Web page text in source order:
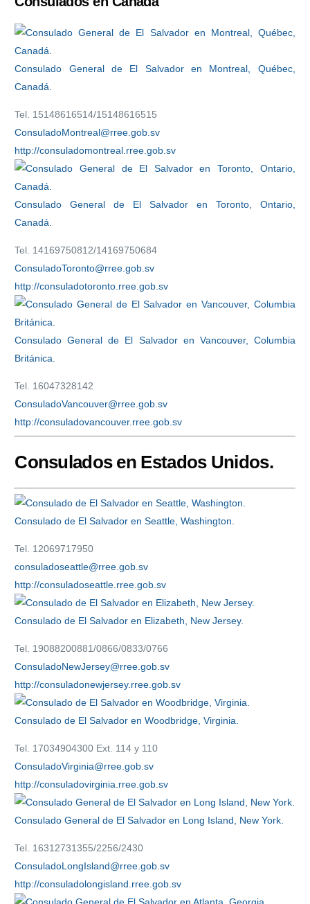
Consulado General de El Salvador en Montreal, Québec,
Canadá.
Tel. 15148616514/15148616515
ConsuladoMontreal@rree.gob.sv
http://consuladomontreal.rree.gob.sv
Consulado General de El Salvador en Toronto, Ontario,
Canadá.
Tel. 14169750812/14169750684
ConsuladoToronto@rree.gob.sv
http://consuladotoronto.rree.gob.sv
Consulado General de El Salvador en Vancouver, Columbia
Británica.
Tel. 16047328142
ConsuladoVancouver@rree.gob.sv
http://consuladovancouver.rree.gob.sv
Consulados en Estados Unidos.
Consulado de El Salvador en Seattle, Washington.
Tel. 12069717950
consuladoseattle@rree.gob.sv
http://consuladoseattle.rree.gob.sv
Consulado de El Salvador en Elizabeth, New Jersey.
Tel. 19088200881/0866/0833/0766
ConsuladoNewJersey@rree.gob.sv
http://consuladonewjersey.rree.gob.sv
Consulado de El Salvador en Woodbridge, Virginia.
Tel. 17034904300 Ext. 114 y 110
ConsuladoVirginia@rree.gob.sv
http://consuladovirginia.rree.gob.sv
Consulado General de El Salvador en Long Island, New York.
Tel. 16312731355/2256/2430
ConsuladoLongIsland@rree.gob.sv
http://consuladolongisland.rree.gob.sv